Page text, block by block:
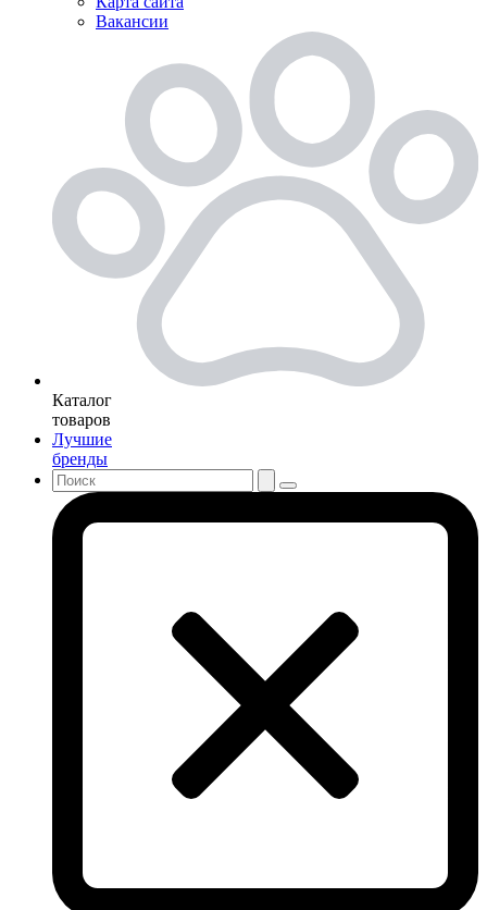
Вакансии
Каталог
товаров
Лучшие
бренды